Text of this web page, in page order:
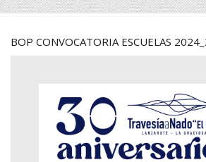
BOP CONVOCATORIA ESCUELAS